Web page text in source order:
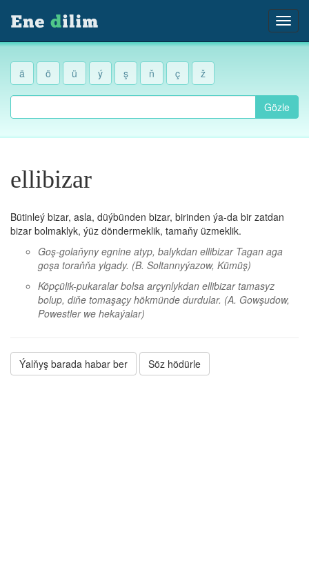
ä ö ü ý ş ň ç ž
Gözle
ellibizar
Bütinleý bizar, asla, düýbünden bizar, birinden ýa-da bir zatdan
bizar bolmaklyk, ýüz döndermeklik, tamaňy üzmeklik.
Goş-golaňyny egnine atyp, balykdan ellibizar Tagan aga
goşa toraňňa ylgady. (B. Soltannyýazow, Kümüş)
Köpçülik-pukaralar bolsa arçynlykdan ellibizar tamasyz
bolup, diňe tomaşaçy hökmünde durdular. (A. Gowşudow,
Powestler we hekaýalar)
Ýalňyş barada habar ber Söz hödürle